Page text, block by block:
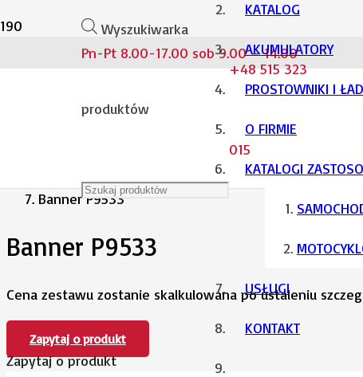
Pn-Pt 8.00-17.00 sob 9.00 – 14.00
Wyszukiwarka
produktów
+48 515 323
015
KATALOG
AKUMULATORY
PROSTOWNIKI I
O FIRMIE
KATALOGI
USŁUGI
KONTAKT
Strona główna
Akumulatory
Banner P9533
Banner P9533
Cena zestawu zostanie skalkulowana po ustaleniu
Zapytaj o produkt
Zapytaj o produkt